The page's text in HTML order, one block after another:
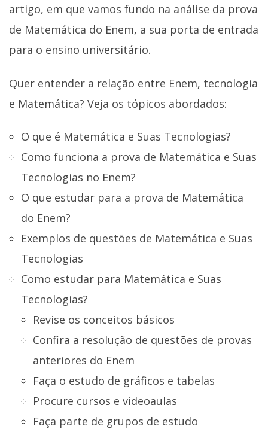
artigo, em que vamos fundo na análise da prova
de Matemática do Enem, a sua porta de entrada
para o ensino universitário.
Quer entender a relação entre Enem, tecnologia
e Matemática? Veja os tópicos abordados:
O que é Matemática e Suas Tecnologias?
Como funciona a prova de Matemática e Suas
Tecnologias no Enem?
O que estudar para a prova de Matemática
do Enem?
Exemplos de questões de Matemática e Suas
Tecnologias
Como estudar para Matemática e Suas
Tecnologias?
Revise os conceitos básicos
Confira a resolução de questões de provas
anteriores do Enem
Faça o estudo de gráficos e tabelas
Procure cursos e videoaulas
Faça parte de grupos de estudo